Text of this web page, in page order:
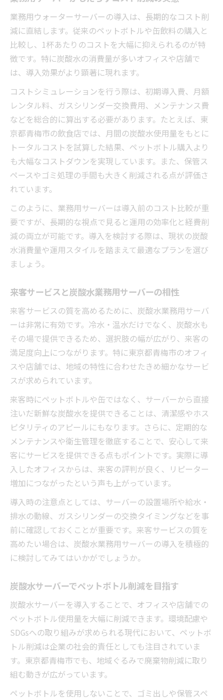
業務用ウォーターサーバーの導入は、長期的なコスト削
減に直結します。従来のペットボトルや缶飲料の購入と
比較し、1杯あたりのコストを大幅に抑えられるのが特
徴です。特に炭酸水の消費量が多いオフィスや店舗で
は、導入効果がより顕著に現れます。
コストシミュレーションを行う際は、初期導入費、月額
レンタル料、ガスシリンダー交換費用、メンテナンス費
などを総合的に算出する必要があります。たとえば、東
京都青梅市の飲食店では、月間の炭酸水使用量をもとに
トータルコストを試算した結果、ペットボトル購入より
も大幅なコストダウンを実現しています。また、保管ス
ペースやゴミ処理の手間も大きく削減される点が評価さ
れています。
このように、業務用サーバーは導入前のコスト比較が重
要ですが、長期的な視点で見ると運用の効率化と経費削
減の両立が可能です。導入を検討する際は、現状の炭酸
水消費量や運用スタイルを踏まえて最適なプランを選び
ましょう。
来客サービスと炭酸水業務用サーバーの相性
来客サービスの質を高めるために、炭酸水業務用サーバ
ーは非常に有効です。冷水・温水だけでなく、炭酸水も
その場で提供できるため、選択肢の幅が広がり、来客の
満足度向上につながります。特に東京都青梅市のオフィ
スや店舗では、地域の特性に合わせたきめ細かなサービ
スが求められています。
来客時にペットボトルや缶ではなく、サーバーから直接
注いだ新鮮な炭酸水を提供できることは、清潔感やホス
ピタリティのアピールにもなります。さらに、定期的な
メンテナンスや衛生管理を徹底することで、安心して来
客にサービスを提供できる点もポイントです。実際に導
入したオフィスからは、来客の評判が良く、リピーター
増加につながったという声も上がっています。
導入時の注意点としては、サーバーの設置場所や給水・
排水の動線、ガスシリンダーの交換タイミングなどを事
前に確認しておくことが重要です。来客サービスの質を
高めたい場合は、炭酸水業務用サーバーの導入を積極的
に検討してみてはいかがでしょうか。
炭酸水サーバーでペットボトル削減を目指す
炭酸水サーバーを導入することで、オフィスや店舗での
ペットボトル使用量を大幅に削減できます。環境配慮や
SDGsへの取り組みが求められる現代において、ペットボ
トル削減は企業の社会的責任としても注目されていま
す。東京都青梅市でも、地域ぐるみで廃棄物削減に取り
組む動きが広がっています。
ペットボトルを使用しないことで、ゴミ出しや保管スペ